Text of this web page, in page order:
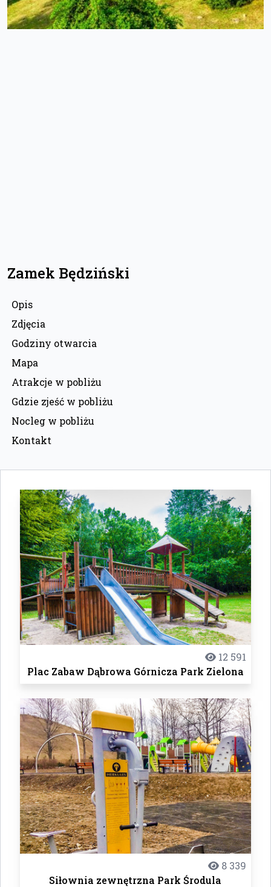
Zamek Będziński
Opis
Zdjęcia
Godziny otwarcia
Mapa
Atrakcje w pobliżu
Gdzie zjeść w pobliżu
Nocleg w pobliżu
Kontakt
12 591
Plac Zabaw Dąbrowa Górnicza Park Zielona
8 339
Siłownia zewnętrzna Park Środula